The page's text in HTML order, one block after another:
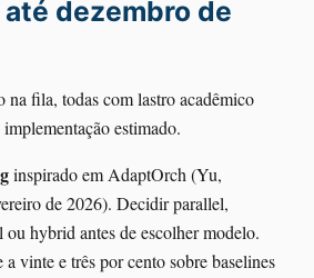
até dezembro de
na fila, todas com lastro acadêmico
estimado.
inspirado em AdaptOrch (Yu,
de 2026). Decidir parallel,
hybrid antes de escolher modelo.
vinte e três por cento sobre baselines